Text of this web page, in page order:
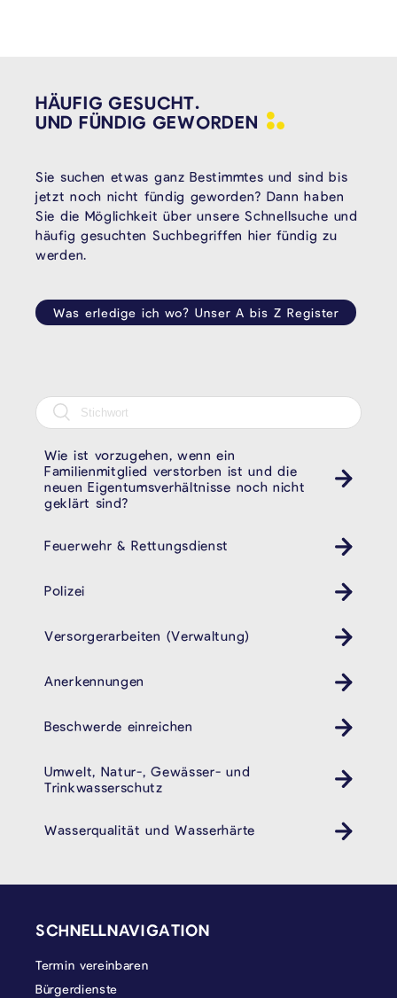
HÄUFIG GESUCHT.
UND FÜNDIG GEWORDEN
Sie suchen etwas ganz Bestimmtes und sind bis
jetzt noch nicht fündig geworden? Dann haben
Sie die Möglichkeit über unsere Schnellsuche und
häufig gesuchten Suchbegriffen hier fündig zu
werden.
Was erledige ich wo? Unser A bis Z Register
Wie ist vorzugehen, wenn ein
Familienmitglied verstorben ist und die
neuen Eigentumsverhältnisse noch nicht
geklärt sind?
Feuerwehr & Rettungsdienst
Polizei
Revier
Versorgerarbeiten (Verwaltung)
Anerkennungen
Beschwerde einreichen
Umwelt, Natur-, Gewässer- und
Trinkwasserschutz
Wasserqualität und Wasserhärte
SCHNELLNAVIGATION
Termin vereinbaren
Bürgerdienste